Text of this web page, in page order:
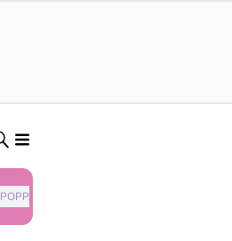
POPPAPA